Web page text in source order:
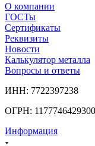
О компании
ГОСТы
Сертификаты
Реквизиты
Новости
Калькулятор металла
Вопросы и ответы
ИНН: 7722397238
ОГРН: 1177746429300
Информация